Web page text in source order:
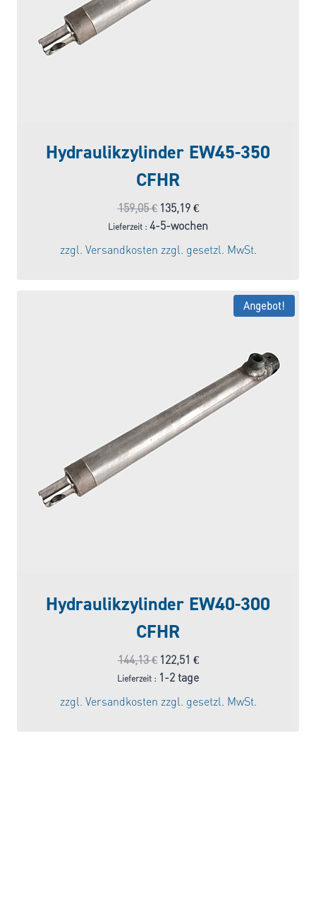
Hydraulikzylinder EW45-350
CFHR
159,05€ Ursprünglicher
Preis
war:
159,05 €
135,19 €Aktueller
Preis
Lieferzeit : 4-5-wochen
zzgl. Versandkosten zzgl. gesetzl. MwSt.
Angebot!
Hydraulikzylinder EW40-300
CFHR
144,13€ Ursprünglicher
Preis
war:
144,13 €
122,51 €Aktueller
Preis
Lieferzeit : 1-2 tage
zzgl. Versandkosten zzgl. gesetzl. MwSt.